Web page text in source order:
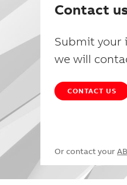
Contact
Submit your
we will
CONTACT US
Or contact your